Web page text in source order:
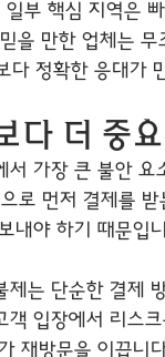
부 핵심 지역은
을 만한 업체는
다 정확한 응대가
다 더 중
서 가장 큰 불안
로 먼저 결제를
내야 하기 때문입
는 단순한 결제
객 입장에서 리스
재방문을 이끕니